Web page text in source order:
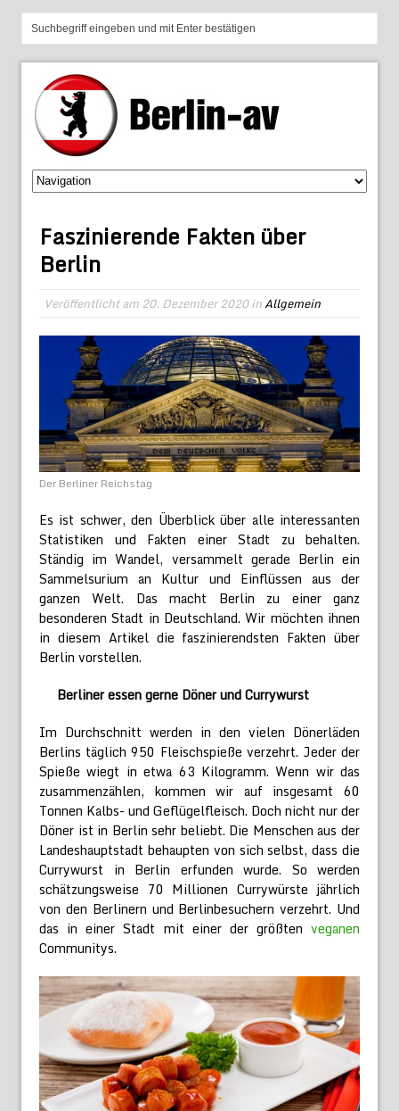
Faszinierende Fakten über
Berlin
Veröffentlicht am20. Dezember 2020inAllgemein
Der Berliner Reichstag
Es ist schwer, den Überblick über alle interessanten
Statistiken und Fakten einer Stadt zu behalten.
Ständig im Wandel, versammelt gerade Berlin ein
Sammelsurium an Kultur und Einflüssen aus der
ganzen Welt. Das macht Berlin zu einer ganz
besonderen Stadt in Deutschland. Wir möchten ihnen
in diesem Artikel die faszinierendsten Fakten über
Berlin vorstellen.
Berliner essen gerne Döner und Currywurst
Im Durchschnitt werden in den vielen Dönerläden
Berlins täglich 950 Fleischspieße verzehrt. Jeder der
Spieße wiegt in etwa 63 Kilogramm. Wenn wir das
zusammenzählen, kommen wir auf insgesamt 60
Tonnen Kalbs- und Geflügelfleisch. Doch nicht nur der
Döner ist in Berlin sehr beliebt. Die Menschen aus der
Landeshauptstadt behaupten von sich selbst, dass die
Currywurst in Berlin erfunden wurde. So werden
schätzungsweise 70 Millionen Currywürste jährlich
von den Berlinern und Berlinbesuchern verzehrt. Und
das in einer Stadt mit einer der größten veganen
Communitys.